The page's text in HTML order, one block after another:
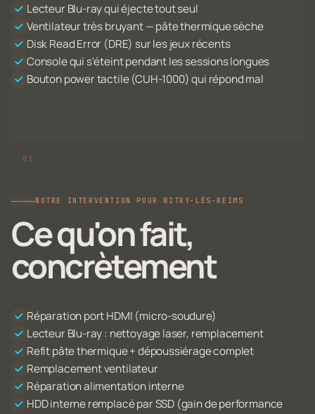
Lecteur Blu-ray qui éjecte tout seul
Ventilateur très bruyant — pâte thermique sèche
Disk Read Error (DRE) sur les jeux récents
Console qui s'éteint pendant les sessions longues
Bouton power tactile (CUH-1000) qui répond mal
NOTRE INTERVENTION POUR WITRY-LÈS-REIMS
Ce qu'on fait,
concrètement
Réparation port HDMI (micro-soudure)
Lecteur Blu-ray : nettoyage laser, remplacement
Refit pâte thermique + dépoussiérage complet
Remplacement ventilateur
Réparation alimentation interne
HDD interne remplacé par SSD (gain de performance